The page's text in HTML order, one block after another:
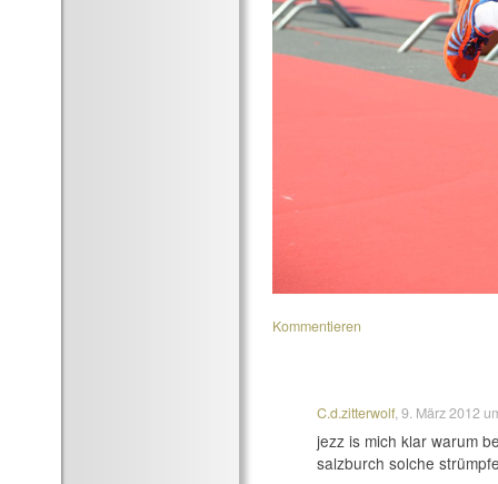
Kommentieren
C.d.zitterwolf, 9. März 2012
jezz is mich klar warum
salzburch solche